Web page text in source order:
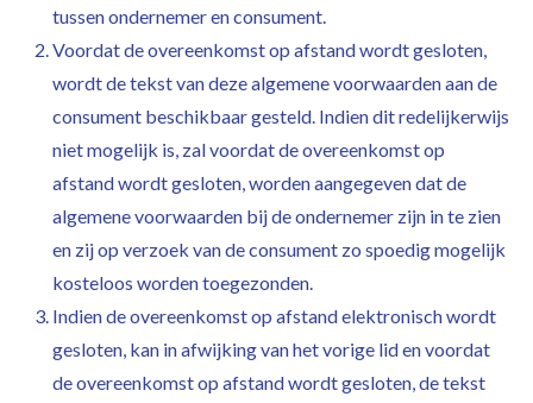
tussen ondernemer en consument.
Voordat de overeenkomst op afstand wordt gesloten,
wordt de tekst van deze algemene voorwaarden aan de
consument beschikbaar gesteld. Indien dit redelijkerwijs
niet mogelijk is, zal voordat de overeenkomst op
afstand wordt gesloten, worden aangegeven dat de
algemene voorwaarden bij de ondernemer zijn in te zien
en zij op verzoek van de consument zo spoedig mogelijk
kosteloos worden toegezonden.
Indien de overeenkomst op afstand elektronisch wordt
gesloten, kan in afwijking van het vorige lid en voordat
de overeenkomst op afstand wordt gesloten, de tekst